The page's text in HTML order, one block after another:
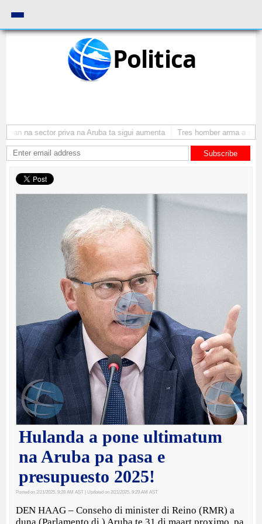
Politica
na sector priva na Aruba ta sigui aumenta Tres homber arma a
Subscribe
Hulanda a pone ultimatum
na Aruba pa pasa e
presupuesto 2025!
Posted on 2/21/2025, 9:28 AM AST | Updated on 2/21/2025, 9:29 AM AST
DEN HAAG – Conseho di minister di Reino (RMR) a
duna (Parlamento di ) Aruba te 31 di maart proximo, pa